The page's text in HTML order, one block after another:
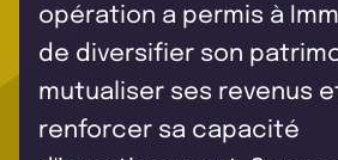
opération a permis à
de diversifier son
mutualiser ses revenus
renforcer sa capacité